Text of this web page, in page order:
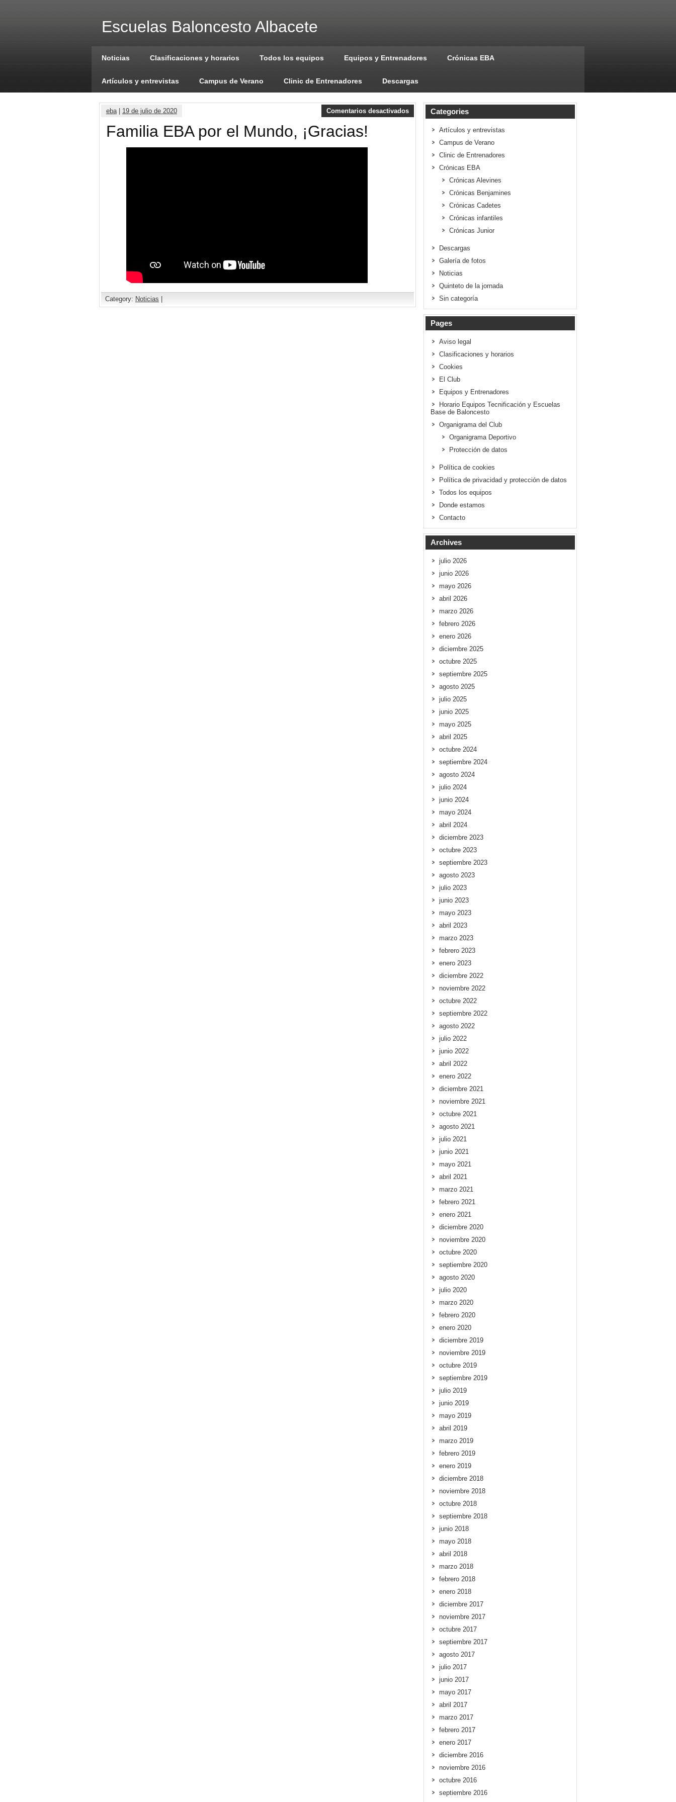
Escuelas Baloncesto Albacete
Noticias Clasificaciones y horarios Todos los equipos Equipos y Entrenadores Crónicas EBA
Artículos y entrevistas Campus de Verano Clinic de Entrenadores Descargas
eba| 19 de julio de 2020 Comentarios desactivados
Familia EBA por el Mundo, ¡Gracias!
Category: Noticias |
Categories
Artículos y entrevistas
Campus de Verano
Clinic de Entrenadores
Crónicas EBA
Crónicas Alevines
Crónicas Benjamines
Crónicas Cadetes
Crónicas infantiles
Crónicas Junior
Descargas
Galería de fotos
Noticias
Quinteto de la jornada
Sin categoría
Pages
Aviso legal
Clasificaciones y horarios
Cookies
El Club
Equipos y Entrenadores
Horario Equipos Tecnificación y Escuelas
Base de Baloncesto
Organigrama del Club
Organigrama Deportivo
Protección de datos
Política de cookies
Política de privacidad y protección de datos
Todos los equipos
Donde estamos
Contacto
Archives
julio 2026
junio 2026
mayo 2026
abril 2026
marzo 2026
febrero 2026
enero 2026
diciembre 2025
octubre 2025
septiembre 2025
agosto 2025
julio 2025
junio 2025
mayo 2025
abril 2025
octubre 2024
septiembre 2024
agosto 2024
julio 2024
junio 2024
mayo 2024
abril 2024
diciembre 2023
octubre 2023
septiembre 2023
agosto 2023
julio 2023
junio 2023
mayo 2023
abril 2023
marzo 2023
febrero 2023
enero 2023
diciembre 2022
noviembre 2022
octubre 2022
septiembre 2022
agosto 2022
julio 2022
junio 2022
abril 2022
enero 2022
diciembre 2021
noviembre 2021
octubre 2021
agosto 2021
julio 2021
junio 2021
mayo 2021
abril 2021
marzo 2021
febrero 2021
enero 2021
diciembre 2020
noviembre 2020
octubre 2020
septiembre 2020
agosto 2020
julio 2020
marzo 2020
febrero 2020
enero 2020
diciembre 2019
noviembre 2019
octubre 2019
septiembre 2019
julio 2019
junio 2019
mayo 2019
abril 2019
marzo 2019
febrero 2019
enero 2019
diciembre 2018
noviembre 2018
octubre 2018
septiembre 2018
junio 2018
mayo 2018
abril 2018
marzo 2018
febrero 2018
enero 2018
diciembre 2017
noviembre 2017
octubre 2017
septiembre 2017
agosto 2017
julio 2017
junio 2017
mayo 2017
abril 2017
marzo 2017
febrero 2017
enero 2017
diciembre 2016
noviembre 2016
octubre 2016
septiembre 2016